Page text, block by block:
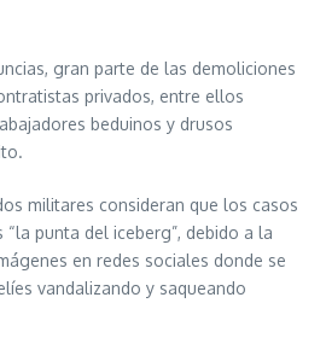
gran parte de las demoliciones
privados, entre ellos
beduinos y drusos
militares consideran que los casos
punta del iceberg”, debido a la
en redes sociales donde se
vandalizando y saqueando